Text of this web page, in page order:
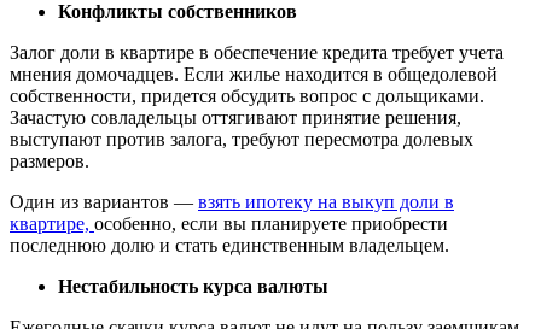
Конфликты собственников
Залог доли в квартире в обеспечение кредита требует учета
мнения домочадцев. Если жилье находится в общедолевой
собственности, придется обсудить вопрос с дольщиками.
Зачастую совладельцы оттягивают принятие решения,
выступают против залога, требуют пересмотра долевых
размеров.
Один из вариантов — взять ипотеку на выкуп доли в
квартире, особенно, если вы планируете приобрести
последнюю долю и стать единственным владельцем.
Нестабильность курса валюты